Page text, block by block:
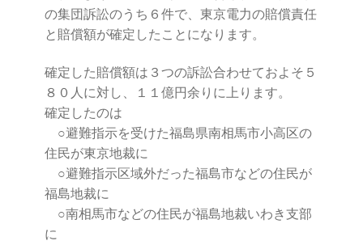
の集団訴訟のうち６件で、東京電力の賠償責任
と賠償額が確定したことになります。
確定した賠償額は３つの訴訟合わせておよそ５
８０人に対し、１１億円余りに上ります。
確定したのは
○避難指示を受けた福島県南相馬市小高区の
住民が東京地裁に
○避難指示区域外だった福島市などの住民が
福島地裁に
○南相馬市などの住民が福島地裁いわき支部
に